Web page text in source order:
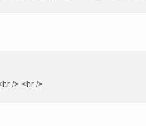
/> <br />